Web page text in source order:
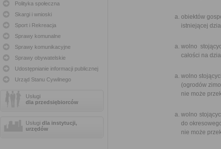
Polityka społeczna
Skargi i wnioski
Sport i Rekreacja
Sprawy komunalne
Sprawy komunikacyjne
Sprawy obywatelskie
Udostępnianie informacji publicznej
Urząd Stanu Cywilnego
Usługi
dla przedsiębiorców
Usługi dla instytucji,
urzędów
obiektów
istniejącej
wolno
całości na
wolno
(ogrodów
nie może
wolno
do
nie może